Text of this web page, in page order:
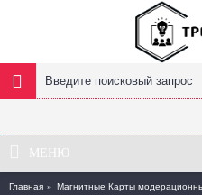
МЕНЮ
Главная Магнитные Карты